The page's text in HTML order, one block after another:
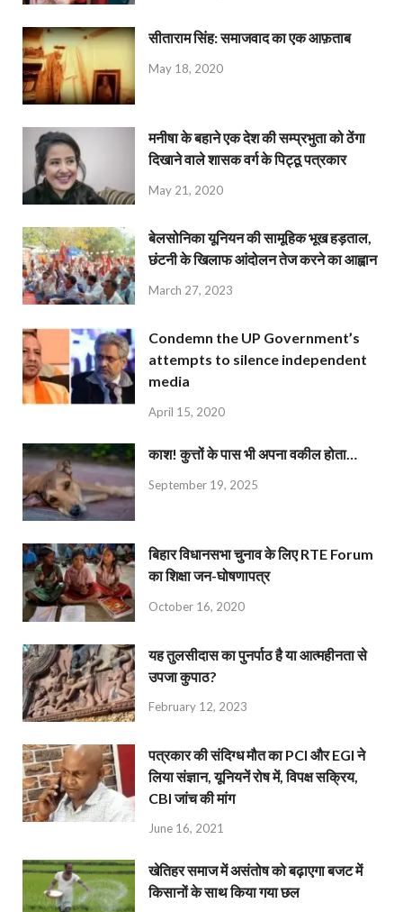
सीताराम सिंह: समाजवाद का एक आफ़ताब
May 18, 2020
मनीषा के बहाने एक देश की सम्प्रभुता को ठेंगा
दिखाने वाले शासक वर्ग के पिट्ठू पत्रकार
May 21, 2020
बेलसोनिका यूनियन की सामूहिक भूख हड़ताल,
छंटनी के खिलाफ आंदोलन तेज करने का आह्वान
March 27, 2023
Condemn the UP Government’s
attempts to silence independent
media
April 15, 2020
काश! कुत्तों के पास भी अपना वकील होता…
September 19, 2025
बिहार विधानसभा चुनाव के लिए RTE Forum
का शिक्षा जन-घोषणापत्र
October 16, 2020
यह तुलसीदास का पुनर्पाठ है या आत्महीनता से
उपजा कुपाठ?
February 12, 2023
पत्रकार की संदिग्ध मौत का PCI और EGI ने
लिया संज्ञान, यूनियनें रोष में, विपक्ष सक्रिय,
CBI जांच की मांग
June 16, 2021
खेतिहर समाज में असंतोष को बढ़ाएगा बजट में
किसानों के साथ किया गया छल